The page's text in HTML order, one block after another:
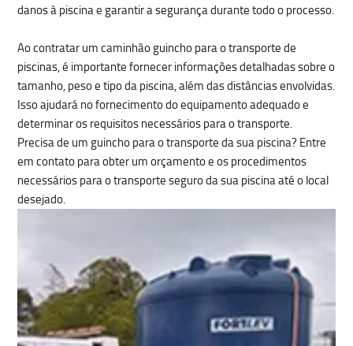
danos à piscina e garantir a segurança durante todo o processo.
Ao contratar um caminhão guincho para o transporte de
piscinas, é importante fornecer informações detalhadas sobre o
tamanho, peso e tipo da piscina, além das distâncias envolvidas.
Isso ajudará no fornecimento do equipamento adequado e
determinar os requisitos necessários para o transporte.
Precisa de um guincho para o transporte da sua piscina? Entre
em contato para obter um orçamento e os procedimentos
necessários para o transporte seguro da sua piscina até o local
desejado.